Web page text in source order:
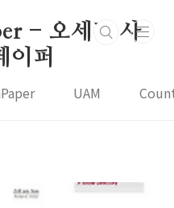
- 오세진 사
이퍼
UAM